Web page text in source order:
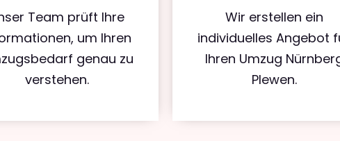
Team prüft Ihre
um Ihren
genau zu
verstehen.
Wir erstellen ein
individuelles Angebot
Ihren Umzug
Plewen.